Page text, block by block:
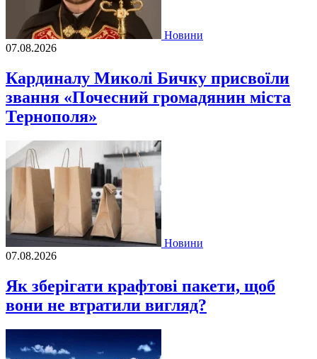
Новини
07.08.2026
Кардиналу Миколі Бичку присвоїли
звання «Почесний громадянин міста
Тернополя»
Новини
07.08.2026
Як зберігати крафтові пакети, щоб
вони не втратили вигляд?